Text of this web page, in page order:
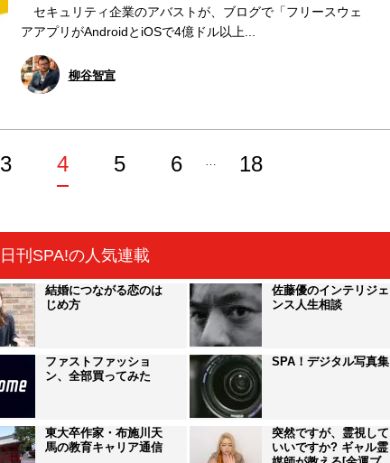
セキュリティ企業のアバストが、ブログで「フリースウェ
アアプリがAndroidとiOSで4億ドル以上...
柳谷智宣
3 4 5 6 18
日刊SPA!の人気連載
結婚につながる恋のは
じめ方
佐藤優のインテリジェ
ンス人生相談
ファストファッショ
ン、全部買ってみた
SPA！デジタル写真集
東大卒作家・布施川天
馬の教育キャリア通信
突然ですが、霊視して
いいですか? ギャル霊